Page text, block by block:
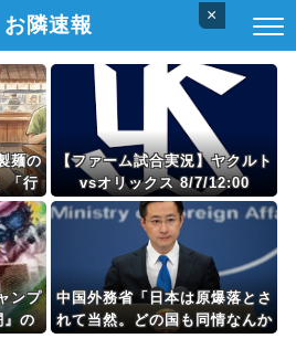
×
お隣速報
麺の
「行
し
【ファーム試合実況】ヤクルト
vsオリックス 8/7/12:00
ンプ
』の
中国外務省「日本は原爆落とさ
れて当然。どの国も同情なんか